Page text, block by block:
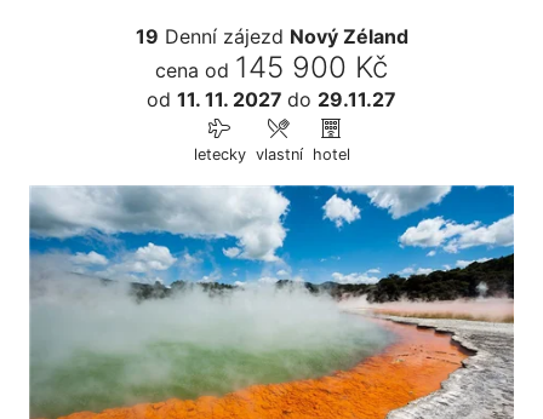
19 Denní zájezd Nový Zéland
cena od 145 900 Kč
od 11. 11. 2027 do 29.11.27
letecky vlastní hotel